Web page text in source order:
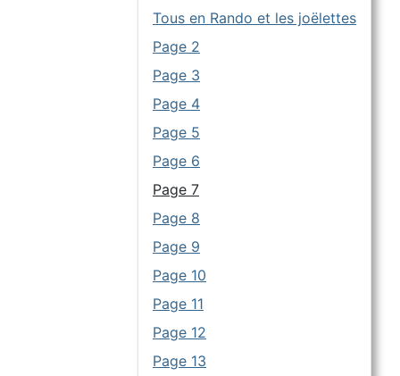
Tous en Rando et les joëlettes
Page 2
Page 3
Page 4
Page 5
Page 6
Page 7
Page 8
Page 9
Page 10
Page 11
Page 12
Page 13